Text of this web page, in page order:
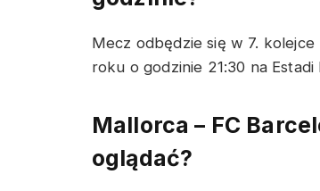
Mecz odbędzie się w 7.
roku o godzinie 21:30 na
Mallorca – FC
oglądać?